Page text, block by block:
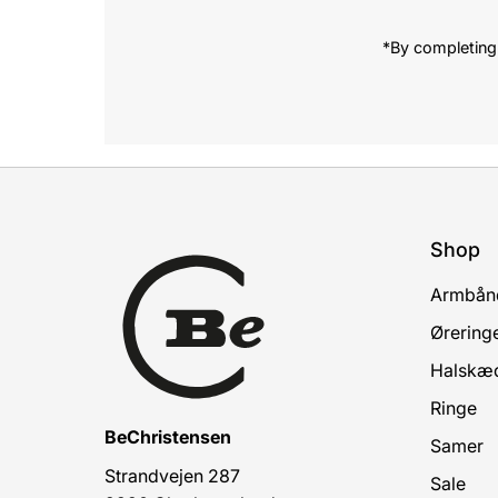
*By
BeChristensen
Strandvejen 287
Shop
Ringe
Samer
Sale